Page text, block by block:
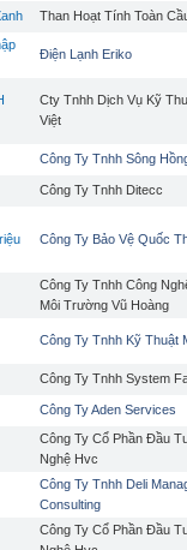
Than Hoạt Tính Toàn
Điện Lạnh Eriko
Cty Tnhh Dịch Vụ Kỹ
Việt
Công Ty Tnhh Sông
Công Ty Tnhh Ditecc
Công Ty Bảo Vệ Quốc
Công Ty Tnhh Công
Môi Trường Vũ Hoàng
Công Ty Tnhh Kỹ Thuật
Công Ty Tnhh System
Công Ty Aden Services
Công Ty Cổ Phần Đầu
Nghệ Hvc
Công Ty Tnhh Deli
Consulting
Công Ty Cổ Phần Đầu